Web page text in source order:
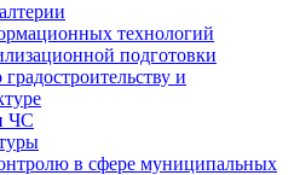
технологий
подготовки
и
ЧС
в сфере муниципальных